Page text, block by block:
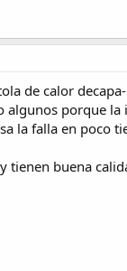
de calor decapa-
algunos porque la
la falla en poco
tienen buena